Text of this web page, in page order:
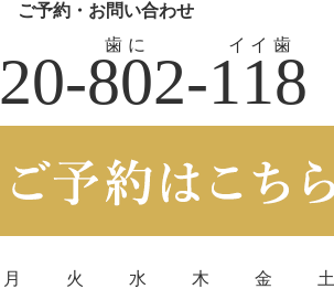
ご予約・お問い合わせ
歯に
イイ歯
802-118
月 火 水 木 金 土